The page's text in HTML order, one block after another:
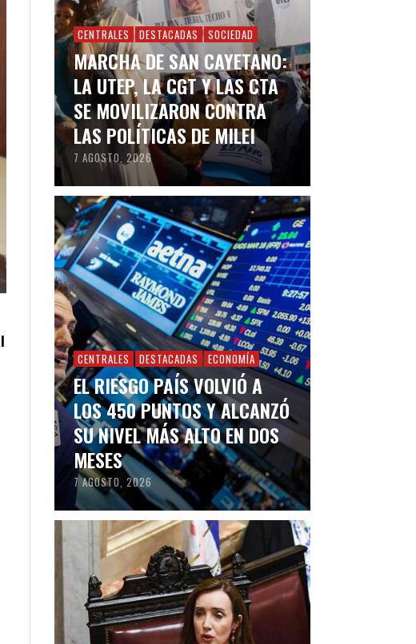
CENTRALES DESTACADAS SOCIEDAD
MARCHA DE SAN CAYETANO:
LA UTEP, LA CGT Y LAS CTA
SE MOVILIZARON CONTRA
LAS POLÍTICAS DE MILEI
7 AGOSTO, 2026
CENTRALES DESTACADAS ECONOMÍA
EL RIESGO PAÍS VOLVIÓ A
LOS 450 PUNTOS Y ALCANZÓ
SU NIVEL MÁS ALTO EN DOS
MESES
7 AGOSTO, 2026